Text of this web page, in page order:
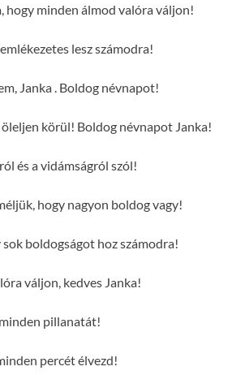
hogy minden álmod valóra váljon!
lesz számodra!
Janka . Boldog névnapot!
körül! Boldog névnapot Janka!
és a vidámságról szól!
hogy nagyon boldog vagy!
boldogságot hoz számodra!
váljon, kedves Janka!
minden pillanatát!
percét élvezd!